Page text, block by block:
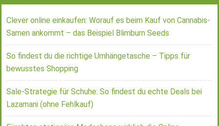
Clever online einkaufen: Worauf es beim Kauf von Cannabis-
Samen ankommt – das Beispiel Blimburn Seeds
So findest du die richtige Umhängetasche – Tipps für
bewusstes Shopping
Sale-Strategie für Schuhe: So findest du echte Deals bei
Lazamani (ohne Fehlkauf)